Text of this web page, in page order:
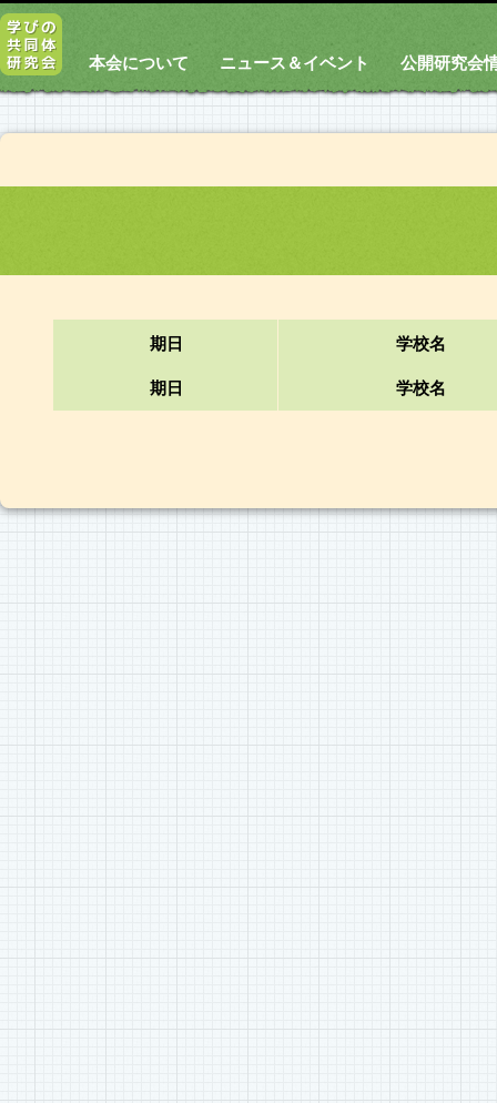
本会について ニュース＆イベント 公開研究会
期日
学校名
期日
学校名